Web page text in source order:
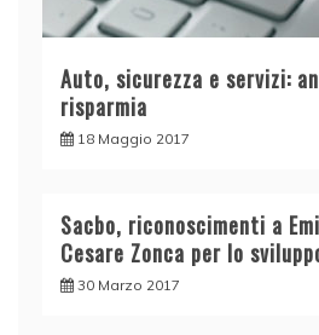
Auto, sicurezza e servizi:
risparmia
18 Maggio 2017
Sacbo, riconoscimenti a
Cesare Zonca per lo
30 Marzo 2017